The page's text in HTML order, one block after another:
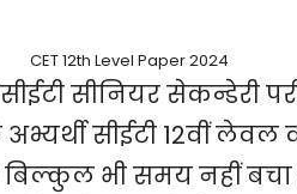
CET 12th Level Paper 2024
सीनियर सेकन्डेरी
सीईटी 12वीं
बिल्कुल भी समय नहीं